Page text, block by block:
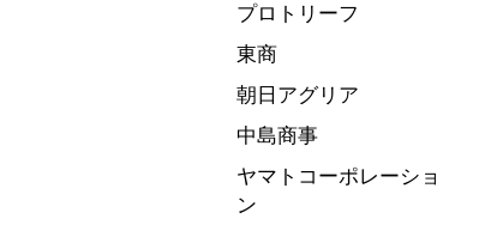
プロトリーフ
東商
朝日アグリア
中島商事
ヤマトコーポレーショ
ン